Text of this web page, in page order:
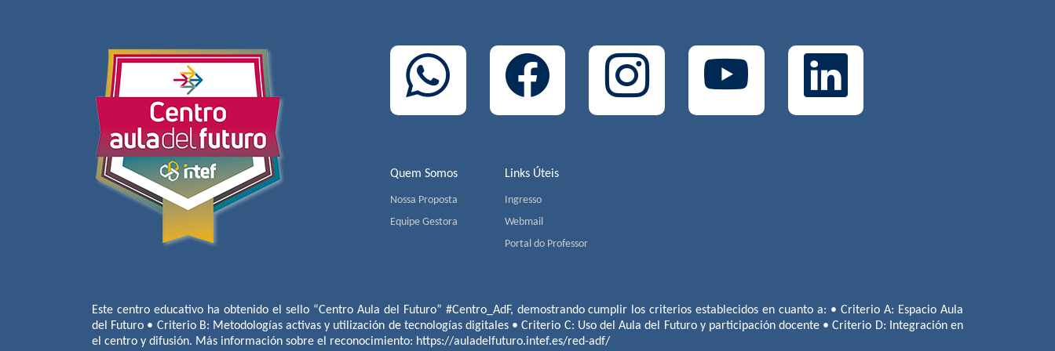
Quem Somos
Nossa Proposta
Equipe Gestora
Links Úteis
Ingresso
Webmail
Portal do Professor
Este centro educativo ha obtenido el sello “Centro Aula del Futuro” #Centro_AdF, demostrando cumplir los criterios establecidos en cuanto a: • Criterio A: Espacio Aula
del Futuro • Criterio B: Metodologías activas y utilización de tecnologías digitales • Criterio C: Uso del Aula del Futuro y participación docente • Criterio D: Integración en
el centro y difusión. Más información sobre el reconocimiento: https://auladelfuturo.intef.es/red-adf/